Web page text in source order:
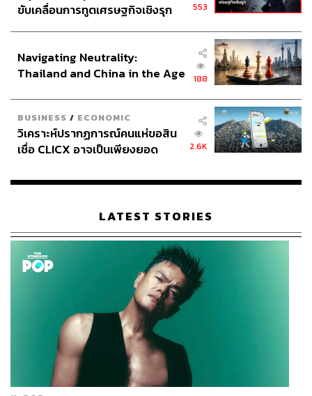
ควรพลาด เสิร์ฟพร้อมครีมเนื้อนุ่มและบิสคอฟด้านบน เพิ่มมิติ
ของรสชาติทั้งความหอม หวาน และเนื้อสัมผัสที่สนุกขึ้นใน
ทุกคำ
Coconut Matcha (95 บาท)ร้านเลือกทำมัทฉะในรูปแบบ
โฟมเนื้อเนียนนุ่ม ช่วยให้รสสัมผัสเบาและเข้าถึงง่ายขึ้น เมื่อ
ดื่มคู่กับน้ำมะพร้าวสดด้านล่างจะได้ทั้งความหอมและความ
หวานที่ช่วยบาลานซ์ความขมได้อย่างพอดี แม้จะไม่ใช่คนดื่ม
มัทฉะเป็นประจำก็ตาม เป็นเมนูที่สดชื่น ดื่มง่าย
Bombolone (45 บาท)บอมโบโลนีหรือโดนัทสไตล์อิตาเลียน
ขับเคลื่อนการทูตเศรษฐกิจเชิงรุก
553
Navigating Neutrality:
Thailand and China in the Age
188
BUSINESS / ECONOMIC
วิเคราะห์ปรากฏการณ์คนแห่ขอสิน
เชื่อ CLICX อาจเป็นเพียงยอด
เรือนไทยที่ถูกซุกไว้
2.6K
LATEST STORIES